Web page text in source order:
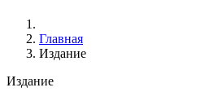
Главная
Издание
Издание